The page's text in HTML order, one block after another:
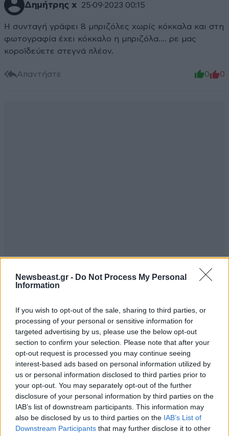
Newsbeast.gr - Do Not Process My Personal
Information
If you wish to opt-out of the sale, sharing to third parties, or
processing of your personal or sensitive information for
targeted advertising by us, please use the below opt-out
section to confirm your selection. Please note that after your
opt-out request is processed you may continue seeing
interest-based ads based on personal information utilized by
us or personal information disclosed to third parties prior to
your opt-out. You may separately opt-out of the further
disclosure of your personal information by third parties on the
IAB’s list of downstream participants. This information may
also be disclosed by us to third parties on the IAB’s List of
Downstream Participants that may further disclose it to other
Δημήτρης χ 25·09·2023 00:15
Η συνταγή γράφει 8 μπριζόλες χωρίς κόκκαλα και στη
φωτογραφία έχει κόκκαλο η μπριζόλα.... ρε μας
κοροϊδεύετε στεγνά πλέον.
Απαντήστε 0 0
TRENDING